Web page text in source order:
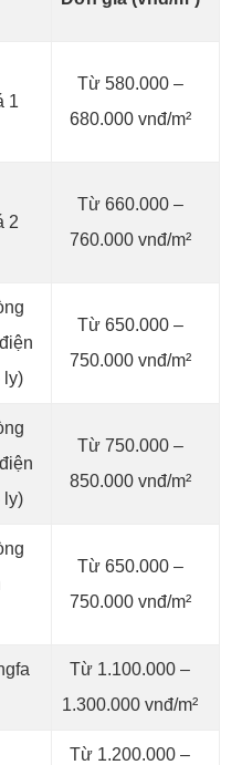
1
Từ 580.000 –
680.000 vnđ/m²
2
Từ 660.000 –
760.000 vnđ/m²
ly)
Từ 650.000 –
750.000 vnđ/m²
ly)
Từ 750.000 –
850.000 vnđ/m²
Từ 650.000 –
750.000 vnđ/m²
Từ 1.100.000 –
1.300.000 vnđ/m²
Từ 1.200.000 –